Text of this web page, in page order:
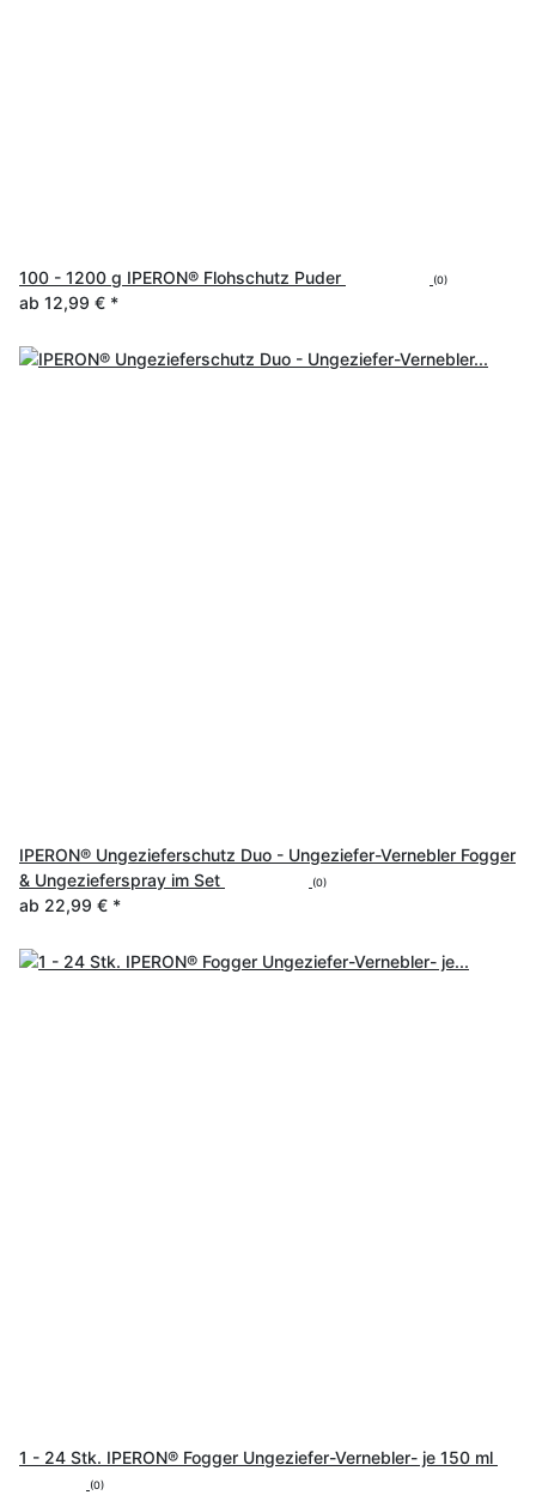
100 - 1200 g IPERON® Flohschutz Puder (0)
ab 12,99 € *
IPERON® Ungezieferschutz Duo - Ungeziefer-Vernebler Fogger
& Ungezieferspray im Set
(0)
ab 22,99 € *
1 - 24 Stk. IPERON® Fogger Ungeziefer-Vernebler- je 150 ml
(0)